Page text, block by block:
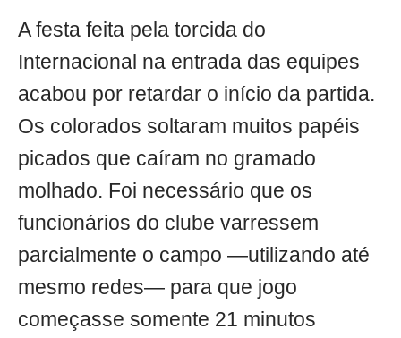
A festa feita pela torcida do
Internacional na entrada das equipes
acabou por retardar o início da partida.
Os colorados soltaram muitos papéis
picados que caíram no gramado
molhado. Foi necessário que os
funcionários do clube varressem
parcialmente o campo —utilizando até
mesmo redes— para que jogo
começasse somente 21 minutos